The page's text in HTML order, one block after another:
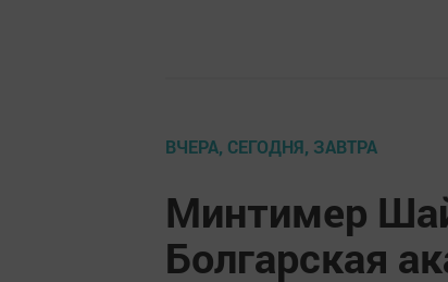
ВЧЕРА, СЕГОДНЯ, ЗАВТРА
Минтимер
Болгарская